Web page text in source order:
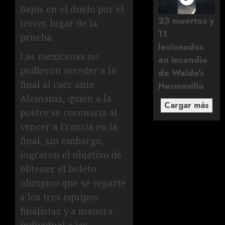
Bajos en el duelo por el
tercer lugar de la
prueba.
Las mexicanas no
pudieron acceder a la
final al caer ante
Alemania, quien a la
postre se coronaría al
vencer a Francia en la
final, sin embargo,
lograron el objetivo de
obtener el boleto
olímpico que se reparte
a los tres equipos
finalistas y a manera
23 muertos y
11
lesionados
en incendio
de Waldo's
Hermosillo
Cargar más